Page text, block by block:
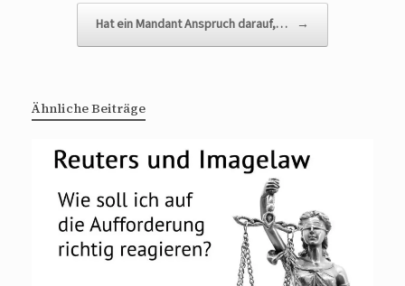
Hat ein Mandant Anspruch darauf,… →
Ähnliche Beiträge